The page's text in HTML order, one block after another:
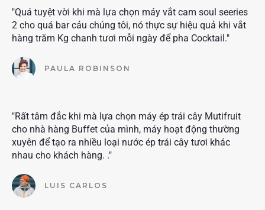
"Quá tuyệt vời khi mà lựa chọn máy vắt cam soul seeries
2 cho quá bar cảu chúng tôi, nó thực sự hiệu quả khi vắt
hàng trăm Kg chanh tươi mỗi ngày để pha Cocktail."
PAULA ROBINSON
"Rất tâm đắc khi mà lựa chọn máy ép trái cây Mutifruit
cho nhà hàng Buffet của mình, máy hoạt động thường
xuyên để tạo ra nhiều loại nước ép trái cây tươi khác
nhau cho khách hàng. ."
LUIS CARLOS